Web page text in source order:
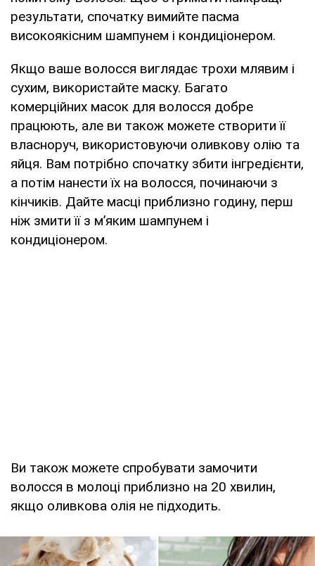
результати, спочатку вимийте пасма
високоякісним шампунем і кондиціонером.
Якщо ваше волосся виглядає трохи млявим і
сухим, використайте маску. Багато
комерційних масок для волосся добре
працюють, але ви також можете створити її
власноруч, використовуючи оливкову олію та
яйця. Вам потрібно спочатку збити інгредієнти,
а потім нанести їх на волосся, починаючи з
кінчиків. Дайте масці приблизно годину, перш
ніж змити її з м’яким шампунем і
кондиціонером.
Ви також можете спробувати замочити
волосся в молоці приблизно на 20 хвилин,
якщо оливкова олія не підходить.